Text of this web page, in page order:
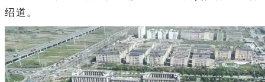
绍道。